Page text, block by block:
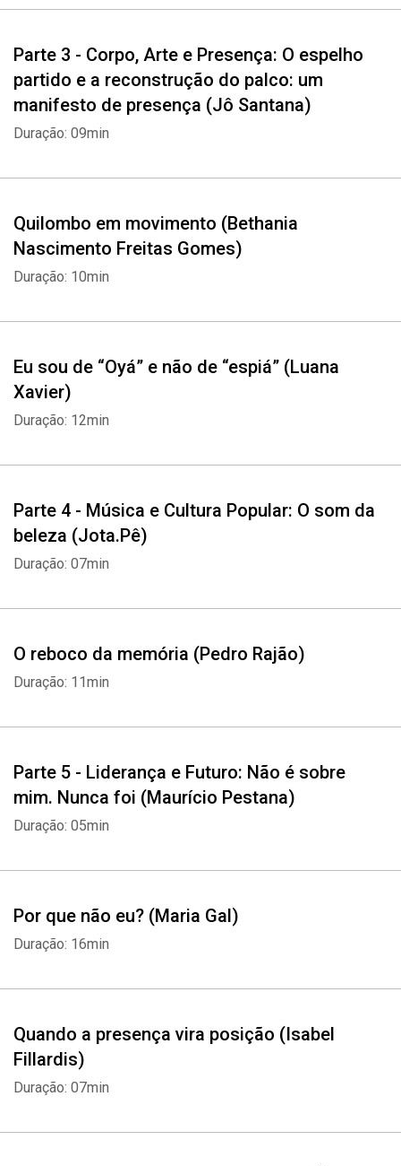
Parte 3 - Corpo, Arte e Presença: O espelho
partido e a reconstrução do palco: um
manifesto de presença (Jô Santana)
Duração: 09min
Quilombo em movimento (Bethania
Nascimento Freitas Gomes)
Duração: 10min
Eu sou de “Oyá” e não de “espiá” (Luana
Xavier)
Duração: 12min
Parte 4 - Música e Cultura Popular: O som da
beleza (Jota.Pê)
Duração: 07min
O reboco da memória (Pedro Rajão)
Duração: 11min
Parte 5 - Liderança e Futuro: Não é sobre
mim. Nunca foi (Maurício Pestana)
Duração: 05min
Por que não eu? (Maria Gal)
Duração: 16min
Quando a presença vira posição (Isabel
Fillardis)
Duração: 07min